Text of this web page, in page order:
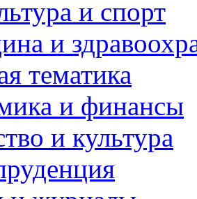
и спорт
и
тематика
и финансы
и культура